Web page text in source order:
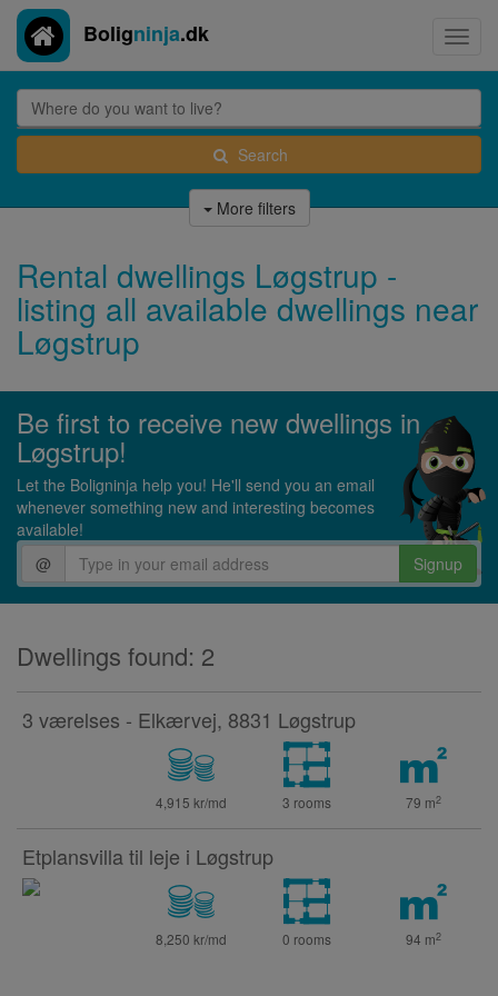
Boligninja.dk
Search
More filters
Rental dwellings Løgstrup -
listing all available dwellings near
Løgstrup
Be first to receive new dwellings in
Løgstrup!
Let the Boligninja help you! He'll send you an email
whenever something new and interesting becomes
available!
@
Signup
Dwellings found: 2
3 værelses - Elkærvej, 8831 Løgstrup
4,915 kr/md 3 rooms 79 m2
Etplansvilla til leje i Løgstrup
8,250 kr/md 0 rooms 94 m2